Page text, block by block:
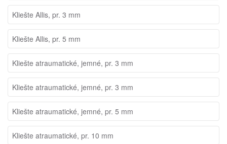
Kliešte Allis, pr. 3 mm
Kliešte Allis, pr. 5 mm
Kliešte atraumatické, jemné, pr. 3 mm
Kliešte atraumatické, jemné, pr. 3 mm
Kliešte atraumatické, jemné, pr. 5 mm
Kliešte atraumatické, pr. 10 mm